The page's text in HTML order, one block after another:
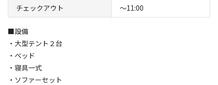
チェックアウト
〜11:00
■設備
・大型テント２台
・ベッド
・寝具一式
・ソファーセット
総合評価
4.6
アクセス
3.7